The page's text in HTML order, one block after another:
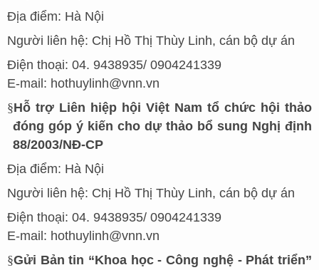
Địa điểm: Hà Nội
Người liên hệ: Chị Hồ Thị Thùy Linh, cán bộ dự án
Điện thoại: 04. 9438935/ 0904241339
E-mail: hothuylinh@vnn.vn
§Hỗ trợ Liên hiệp hội Việt Nam tổ chức hội thảo
đóng góp ý kiến cho dự thảo bổ sung Nghị định
88/2003/NĐ-CP
Địa điểm: Hà Nội
Người liên hệ: Chị Hồ Thị Thùy Linh, cán bộ dự án
Điện thoại: 04. 9438935/ 0904241339
E-mail: hothuylinh@vnn.vn
§Gửi Bản tin “Khoa học - Công nghệ - Phát triển”